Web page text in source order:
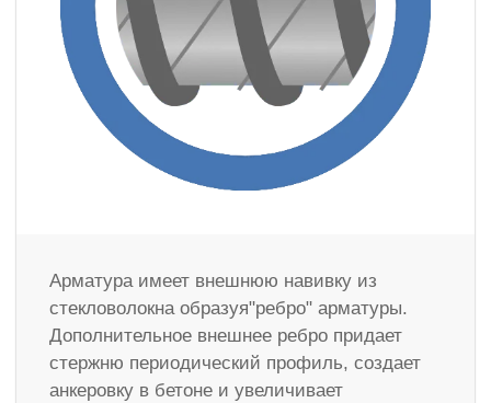
Арматура имеет внешнюю навивку из
стекловолокна образуя"ребро" арматуры.
Дополнительное внешнее ребро придает
стержню периодический профиль, создает
анкеровку в бетоне и увеличивает